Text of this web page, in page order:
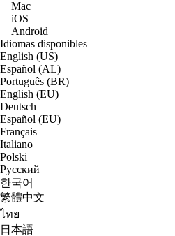
Mac
iOS
Android
Idiomas disponibles
English (US)
Español (AL)
Português (BR)
English (EU)
Deutsch
Español (EU)
Français
Italiano
Polski
Русский
한국어
繁體中文
ไทย
日本語